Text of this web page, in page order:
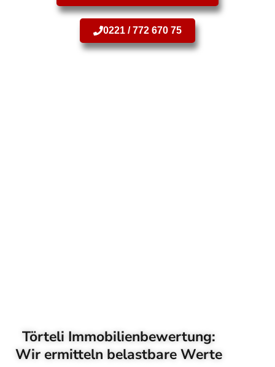
0221 / 772 670 75
Törteli Immobilienbewertung:
Wir ermitteln belastbare Werte